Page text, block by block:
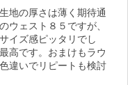
地の厚さは薄く期待通
ウェスト８５ですが、
イズ感ピッタリでし
高です。おまけもラウ
違いでリピートも検討